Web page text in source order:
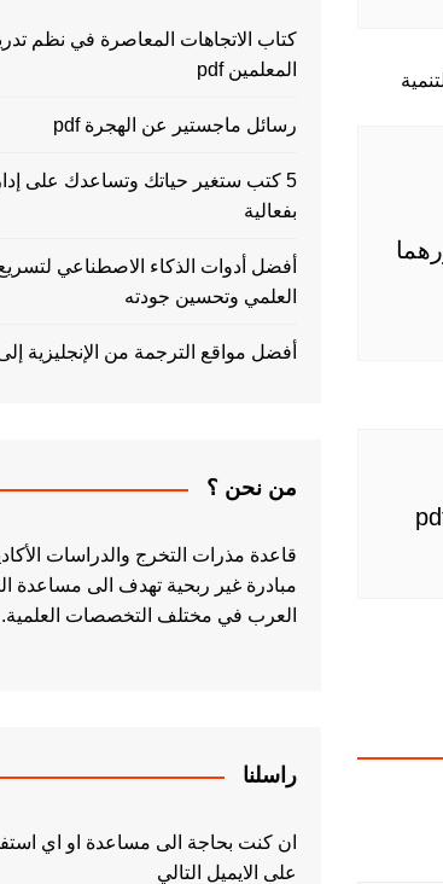
كتاب الاتجاهات المعاصرة في نظم
المعلمين pdf
رسائل ماجستير عن الهجرة pdf
5 كتب ستغير حياتك وتساعدك على
بفعالية
أفضل أدوات الذكاء الاصطناعي
العلمي وتحسين جودته
أفضل مواقع الترجمة من الإنجليزية
من نحن ؟
مبادرة غير ربحية تهدف الى مساعدة
العرب في مختلف التخصصات العلمية.
راسلنا
ان كنت بحاجة الى مساعدة او اي
على الايميل التالي